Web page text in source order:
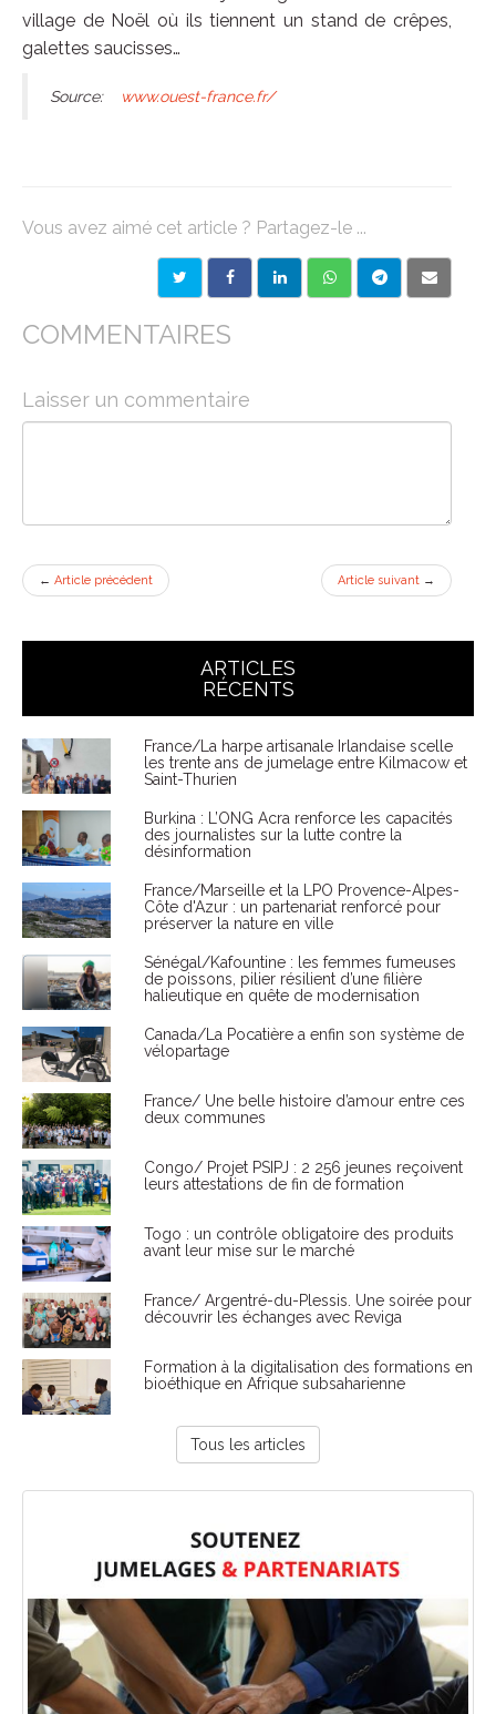
village de Noël où ils tiennent un stand de crêpes,
galettes saucisses…
Source: www.ouest-france.fr/
Vous avez aimé cet article ? Partagez-le ...
COMMENTAIRES
Laisser un commentaire
← Article précédent Article suivant →
ARTICLES
RÉCENTS
France/La harpe artisanale Irlandaise scelle
les trente ans de jumelage entre Kilmacow et
Saint-Thurien
Burkina : L’ONG Acra renforce les capacités
des journalistes sur la lutte contre la
désinformation
France/Marseille et la LPO Provence-Alpes-
Côte d'Azur : un partenariat renforcé pour
préserver la nature en ville
Sénégal/Kafountine : les femmes fumeuses
de poissons, pilier résilient d’une filière
halieutique en quête de modernisation
Canada/La Pocatière a enfin son système de
vélopartage
France/ Une belle histoire d’amour entre ces
deux communes
Congo/ Projet PSIPJ : 2 256 jeunes reçoivent
leurs attestations de fin de formation
Togo : un contrôle obligatoire des produits
avant leur mise sur le marché
France/ Argentré-du-Plessis. Une soirée pour
découvrir les échanges avec Reviga
Formation à la digitalisation des formations en
bioéthique en Afrique subsaharienne
Tous les articles